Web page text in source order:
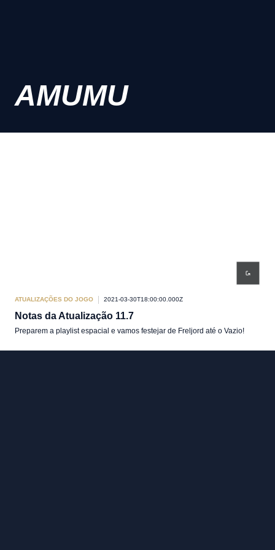
AMUMU
ATUALIZAÇÕES DO JOGO 2021-03-30T18:00:00.000Z
Notas da Atualização 11.7
Preparem a playlist espacial e vamos festejar de Freljord até o Vazio!